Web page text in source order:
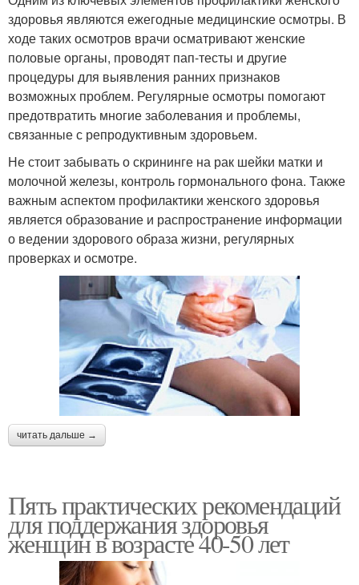
здоровья являются ежегодные медицинские осмотры. В
ходе таких осмотров врачи осматривают женские
половые органы, проводят пап-тесты и другие
процедуры для выявления ранних признаков
возможных проблем. Регулярные осмотры помогают
предотвратить многие заболевания и проблемы,
связанные с репродуктивным здоровьем.
Не стоит забывать о скрининге на рак шейки матки и
молочной железы, контроль гормонального фона. Также
важным аспектом профилактики женского здоровья
является образование и распространение информации
о ведении здорового образа жизни, регулярных
проверках и осмотре.
читать дальше →
Пять практических рекомендаций
для поддержания здоровья
женщин в возрасте 40-50 лет